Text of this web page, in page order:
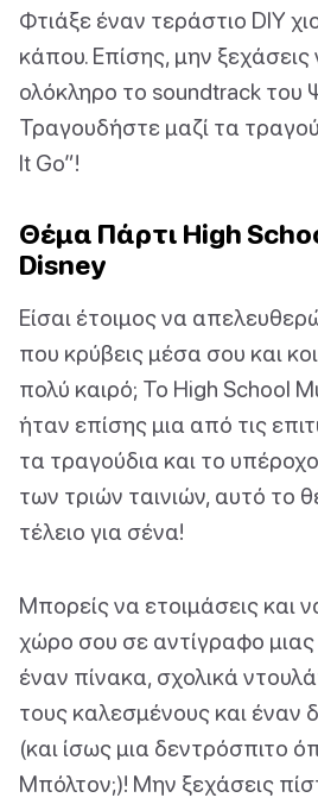
Φτιάξε έναν τεράστιο DIY
κάπου. Επίσης, μην ξεχάσεις
ολόκληρο το soundtrack του
Τραγουδήστε μαζί τα
It Go”!
Θέμα Πάρτι High
Disney
Είσαι έτοιμος να
που κρύβεις μέσα σου και
πολύ καιρό; Το High School
ήταν επίσης μια από τις
τα τραγούδια και το
των τριών ταινιών, αυτό το
τέλειο για σένα!
Μπορείς να ετοιμάσεις και
χώρο σου σε αντίγραφο
έναν πίνακα, σχολικά
τους καλεσμένους και έναν
(και ίσως μια δεντρόσπιτο
Μπόλτον;)! Μην ξεχάσεις